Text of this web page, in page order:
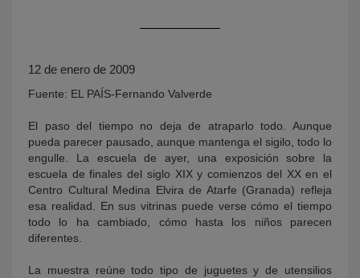
12 de enero de 2009
Fuente: EL PAÍS-Fernando Valverde
El paso del tiempo no deja de atraparlo todo. Aunque
pueda parecer pausado, aunque mantenga el sigilo, todo lo
engulle. La escuela de ayer, una exposición sobre la
escuela de finales del siglo XIX y comienzos del XX en el
Centro Cultural Medina Elvira de Atarfe (Granada) refleja
esa realidad. En sus vitrinas puede verse cómo el tiempo
todo lo ha cambiado, cómo hasta los niños parecen
diferentes.
La muestra reúne todo tipo de juguetes y de utensilios